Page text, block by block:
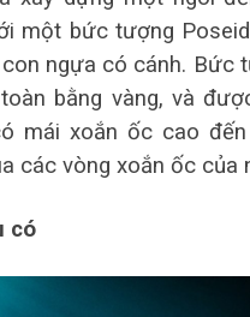
một bức tượng
ngựa có cánh. Bức
bằng vàng, và
mái xoắn ốc cao
các vòng xoắn ốc của
có